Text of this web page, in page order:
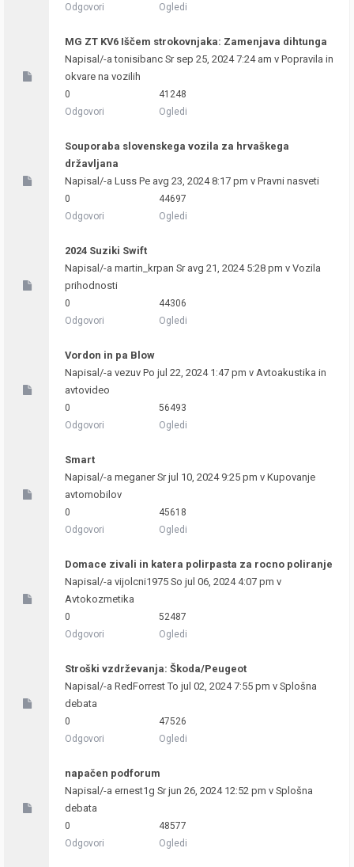
Odgovori
Ogledi
MG ZT KV6 Iščem strokovnjaka: Zamenjava dihtunga
Napisal/-atonisibanc Sr sep 25, 2024 7:24 am v Popravila in
okvare na vozilih
0
Odgovori
41248
Ogledi
Souporaba slovenskega vozila za hrvaškega
državljana
Napisal/-a Luss Pe avg 23, 2024 8:17 pm v Pravni nasveti
0
Odgovori
44697
Ogledi
2024 Suziki Swift
Napisal/-a martin_krpan Sr avg 21, 2024 5:28 pm v Vozila
prihodnosti
0
Odgovori
44306
Ogledi
Vordon in pa Blow
Napisal/-a vezuv Po jul 22, 2024 1:47 pm v Avtoakustika in
avtovideo
0
Odgovori
56493
Ogledi
Smart
Napisal/-a meganerSr jul 10, 2024 9:25 pm v Kupovanje
avtomobilov
0
Odgovori
45618
Ogledi
Domace zivali in katera polirpasta za rocno poliranje
Napisal/-a vijolcni1975 So jul 06, 2024 4:07 pm v
Avtokozmetika
0
Odgovori
52487
Ogledi
Stroški vzdrževanja: Škoda/Peugeot
Napisal/-a RedForrestTo jul 02, 2024 7:55 pm v Splošna
debata
0
Odgovori
47526
Ogledi
napačen podforum
Napisal/-a ernest1g Sr jun 26, 2024 12:52 pm v Splošna
debata
0
Odgovori
48577
Ogledi